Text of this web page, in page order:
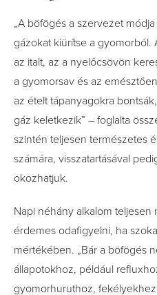
„A böfögés a szervezet
gázokat kiürítse a
az italt, az a nyelőcsövön
a gyomorsav és az
az ételt tápanyagokra
gáz keletkezik” – foglalta
szintén teljesen természetes
számára, visszatartásával
okozhatjuk.
Napi néhány alkalom
érdemes odafigyelni, ha
mértékében. „Bár a böfögés
állapotokhoz, például
gyomorhuruthoz,